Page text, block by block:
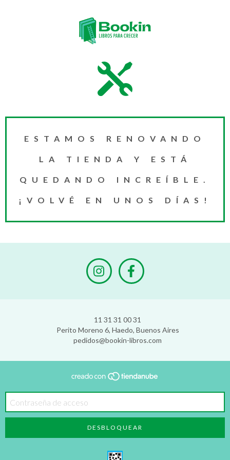
ESTAMOS RENOVANDO
LA TIENDA Y ESTÁ
QUEDANDO INCREÍBLE.
¡VOLVÉ EN UNOS DÍAS!
11 31 31 00 31
Perito Moreno 6, Haedo, Buenos Aires
pedidos@bookin-libros.com